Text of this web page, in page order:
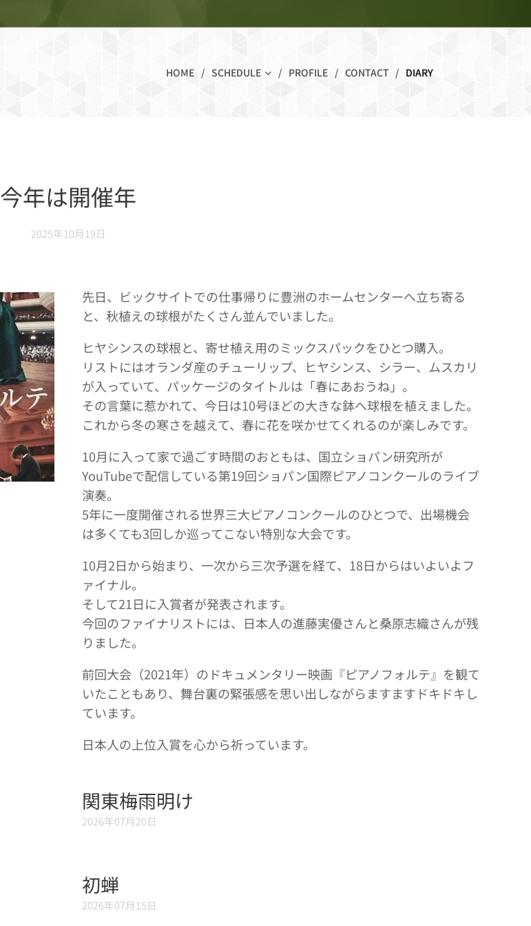
HOME SCHEDULE PROFILE CONTACT DIARY
今年は開催年
2025年10月19日
先日、ビックサイトでの仕事帰りに豊洲のホームセンターへ立ち寄る
と、秋植えの球根がたくさん並んでいました。
ヒヤシンスの球根と、寄せ植え用のミックスパックをひとつ購入。
リストにはオランダ産のチューリップ、ヒヤシンス、シラー、ムスカリ
が入っていて、パッケージのタイトルは「春にあおうね」。
その言葉に惹かれて、今日は10号ほどの大きな鉢へ球根を植えました。
これから冬の寒さを越えて、春に花を咲かせてくれるのが楽しみです。
10月に入って家で過ごす時間のおともは、国立ショパン研究所が
YouTubeで配信している第19回ショパン国際ピアノコンクールのライブ
演奏。
5年に一度開催される世界三大ピアノコンクールのひとつで、出場機会
は多くても3回しか巡ってこない特別な大会です。
10月2日から始まり、一次から三次予選を経て、18日からはいよいよフ
ァイナル。
そして21日に入賞者が発表されます。
今回のファイナリストには、日本人の進藤実優さんと桑原志織さんが残
りました。
前回大会（2021年）のドキュメンタリー映画『ピアノフォルテ』を観て
いたこともあり、舞台裏の緊張感を思い出しながらますますドキドキし
ています。
日本人の上位入賞を心から祈っています。
関東梅雨明け
2026年07月20日
初蝉
2026年07月15日